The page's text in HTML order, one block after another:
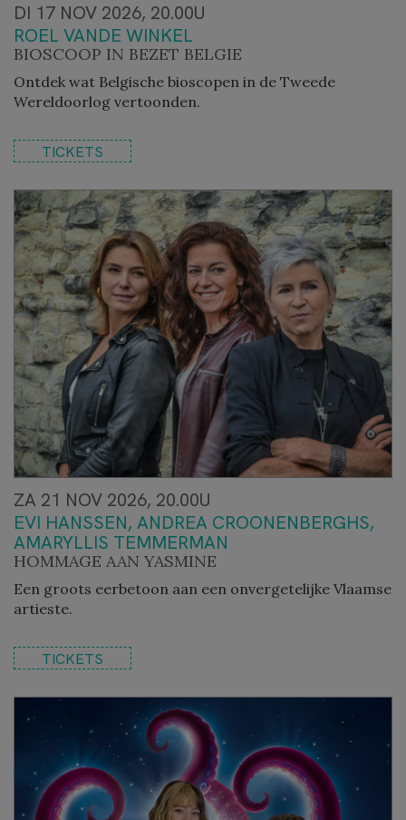
DI 17 NOV 2026, 20.00U
ROEL VANDE WINKEL
BIOSCOOP IN BEZET BELGIE
Ontdek wat Belgische bioscopen in de Tweede
Wereldoorlog vertoonden.
TICKETS
ZA 21 NOV 2026, 20.00U
EVI HANSSEN, ANDREA CROONENBERGHS,
AMARYLLIS TEMMERMAN
HOMMAGE AAN YASMINE
Een groots eerbetoon aan een onvergetelijke Vlaamse
artieste.
TICKETS